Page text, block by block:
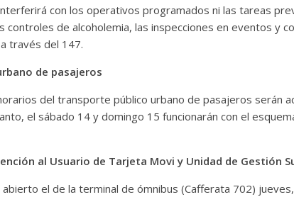
con los operativos programados ni las tareas
controles de alcoholemia, las inspecciones en eventos y
través del 147.
de pasajeros
del transporte público urbano de pasajeros serán
el sábado 14 y domingo 15 funcionarán con el
al Usuario de Tarjeta Movi y Unidad de Gestión
el de la terminal de ómnibus (Cafferata 702)